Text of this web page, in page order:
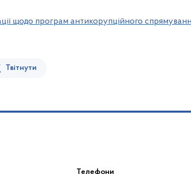
щодо програм антикорупційного
Твітнути
Телефони